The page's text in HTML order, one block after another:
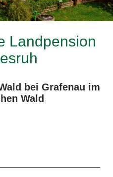
Landpension
bei Grafenau im
Wald